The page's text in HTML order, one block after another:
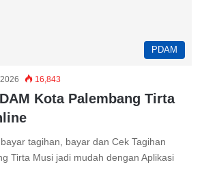
PDAM
16,843
Kota Palembang Tirta
tagihan, bayar dan Cek Tagihan
Tirta Musi jadi mudah dengan Aplikasi